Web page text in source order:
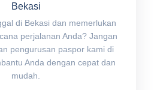
Bekasi
di Bekasi dan memerlukan
perjalanan Anda? Jangan
pengurusan paspor kami di
Anda dengan cepat dan
mudah.